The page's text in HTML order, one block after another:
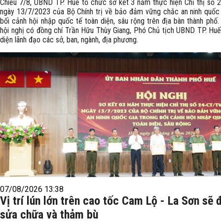
Chiều 7/8, UBND TP. Huế tổ chức sơ kết 3 năm thực hiện Chỉ thị số
ngày 13/7/2023 của Bộ Chính trị về bảo đảm vững chắc an ninh
bối cảnh hội nhập quốc tế toàn diện, sâu rộng trên địa bàn thành
hội nghị có đồng chí Trần Hữu Thùy Giang, Phó Chủ tịch UBND TP.
diện lãnh đạo các sở, ban, ngành, địa phương.
07/08/2026 13:38
Vị trí lún lớn trên cao tốc Cam Lộ - La Sơn sẽ
sửa chữa và thảm bù